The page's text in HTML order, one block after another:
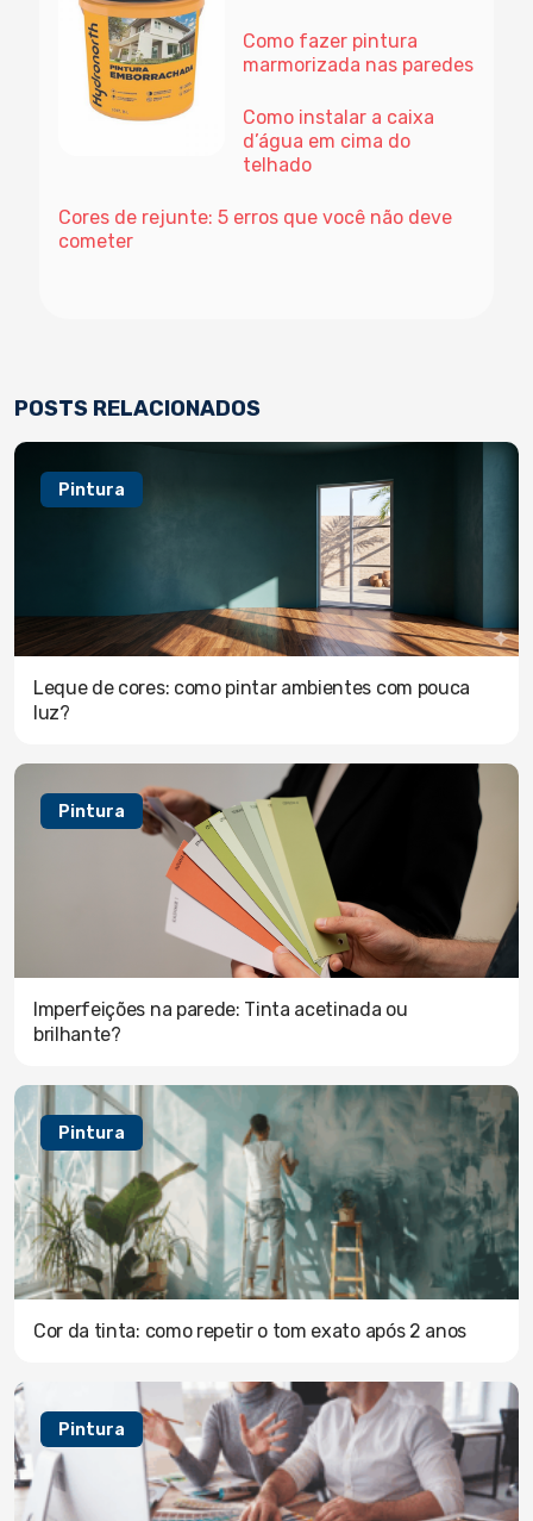
Como fazer pintura
marmorizada nas paredes
Como instalar a caixa
d’água em cima do
telhado
Cores de rejunte: 5 erros que você não deve
cometer
POSTS RELACIONADOS
Pintura
Leque de cores: como pintar ambientes com pouca
luz?
Pintura
Imperfeições na parede: Tinta acetinada ou
brilhante?
Pintura
Cor da tinta: como repetir o tom exato após 2 anos
Pintura